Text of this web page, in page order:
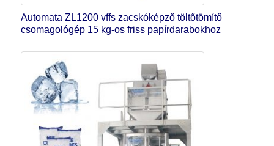
Automata ZL1200 vffs zacskóképző töltőtömítő
csomagológép 15 kg-os friss papírdarabokhoz